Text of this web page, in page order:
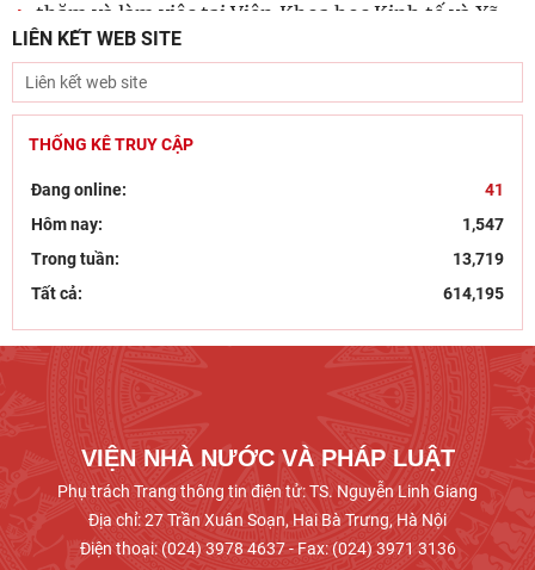
thăm và làm việc tại Viện Khoa học Kinh tế và Xã
hội
Dân chủ theo tư tưởng Hồ Chí Minh và sự vận
dụng tư tưởng Hồ Chí Minh về dân chủ của Đảng
Cộng sản
Khai mạc trưng bày “Kết nối truyền thống, vững
bước tương lai”
Kỷ niệm 96 năm Ngày truyền thống ngành
Tuyên giáo của Đảng (1/8/1930 – 1/8/2026):
LIÊN KẾT WEB SITE
THỐNG KÊ TRUY CẬP
Đang online:
41
Hôm nay:
1,547
Trong tuần:
13,719
Tất cả:
614,195
VIỆN NHÀ NƯỚC VÀ PHÁP LUẬT
Phụ trách Trang thông tin điện tử: TS. Nguyễn Linh Giang
Địa chỉ: 27 Trần Xuân Soạn, Hai Bà Trưng, Hà Nội
Điện thoại: (024) 3978 4637 - Fax: (024) 3971 3136